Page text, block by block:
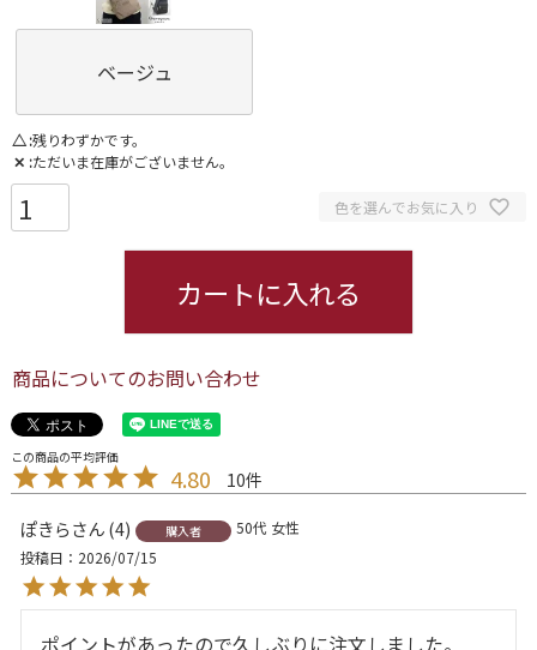
ベージュ
△ 残りわずかです。
✕ ただいま在庫がございません。
色を選んでお気に入り
カートに入れる
商品についてのお問い合わせ
4.80 10
ぽきら 4 購入者 50代 女性
投稿日
2026/07/15